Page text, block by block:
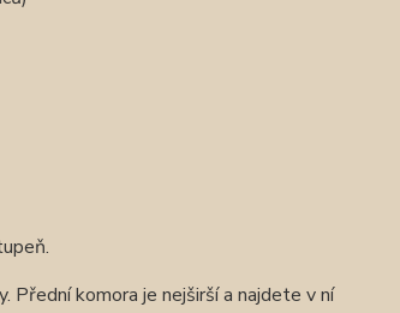
Přední komora je nejširší a najdete v ní